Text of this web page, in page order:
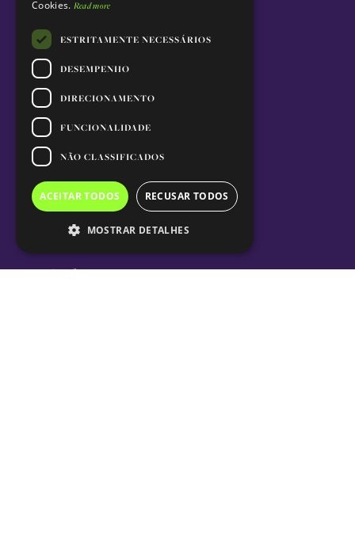
Cookies. Read more
ESTRITAMENTE NECESSÁRIOS
DESEMPENHO
DIRECIONAMENTO
FUNCIONALIDADE
NÃO CLASSIFICADOS
ACEITAR TODOS RECUSAR TODOS
MOSTRAR DETALHES